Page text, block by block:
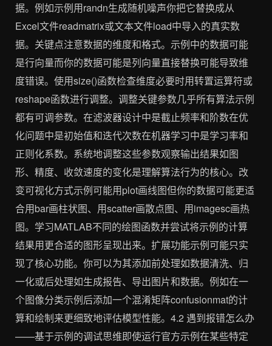
据。例如示例用randn生成随机噪声你把它替换成从
Excel文件readmatrix或文本文件load中导入的真实数
据。关键点注意数据的维度和格式。示例中的数据可能
是行向量而你的数据可能是列向量直接替换可能导致维
度错误。使用size()函数检查维度必要时用转置运算符或
reshape函数进行调整。调整关键参数几乎所有算法示例
都有可调参数。在滤波器设计中是截止频率和阶数在优
化问题中是初始值和迭代次数在机器学习中是学习率和
正则化系数。系统地调整这些参数观察输出结果如图
形、精度、收敛速度的变化是理解算法行为的核心。改
变可视化方式示例可能用plot画线图但你的数据可能更适
合用bar画柱状图、用scatter画散点图、用imagesc画热
图。学习MATLAB不同的绘图函数并尝试将示例的计算
结果用更合适的图形呈现出来。扩展功能示例可能只实
现了核心功能。你可以为其添加前处理如数据清洗、归
一化或后处理如生成报告、导出图片和数据。例如在一
个图像分类示例后添加一个混淆矩阵confusionmat的计
算和绘制来更细致地评估模型性能。4.2 遇到报错怎么办
——基于示例的调试思维即使运行官方示例在某些特定